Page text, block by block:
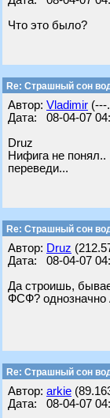
Что это было?
Re: Страшный сон
Автор: Vladimir (---
Дата: 08-04-07
Druz
Нифига не понял..
переведи...
Re: Страшный сон
Автор: Druz
Дата: 08-04-07
Да строишь,
ФСФ? однозначно
Re: Страшный сон
Автор: arkie
Дата: 08-04-07